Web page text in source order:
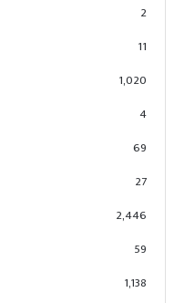
2
11
1,020
4
69
27
2,446
59
1,138